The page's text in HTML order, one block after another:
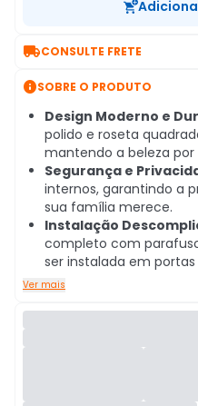
CONSULTE FRETE
SOBRE O PRODUTO
Design Moderno e
polido e roseta
mantendo a beleza
Segurança e
internos, garantindo a
sua família merece.
Instalação
completo com
ser instalada em portas
Ver mais